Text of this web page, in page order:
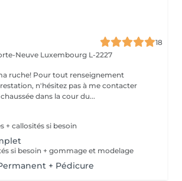
18
Neuve Luxembourg L-2227
ruche! Pour tout renseignement
n'hésitez pas à me contacter
dans la cour du...
+ callosités si besoin
si besoin + gommage et modelage
+ Pédicure